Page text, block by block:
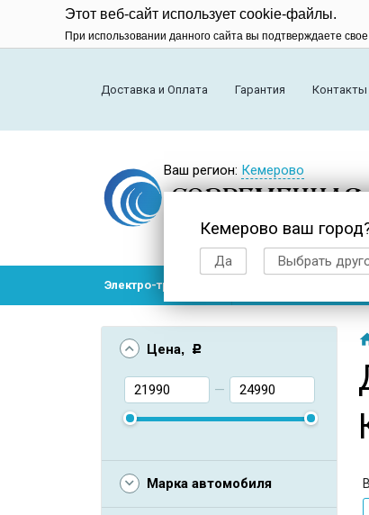
Этот веб-сайт использует cookie-файлы.
При использовании данного сайта вы подтверждаете
Доставка и Оплата Гарантия Контакты
Ваш регион: Кемерово
Кемерово ваш
Да Выбрать
Электро-транспорт
Цена , Р
—
Марка автомобиля